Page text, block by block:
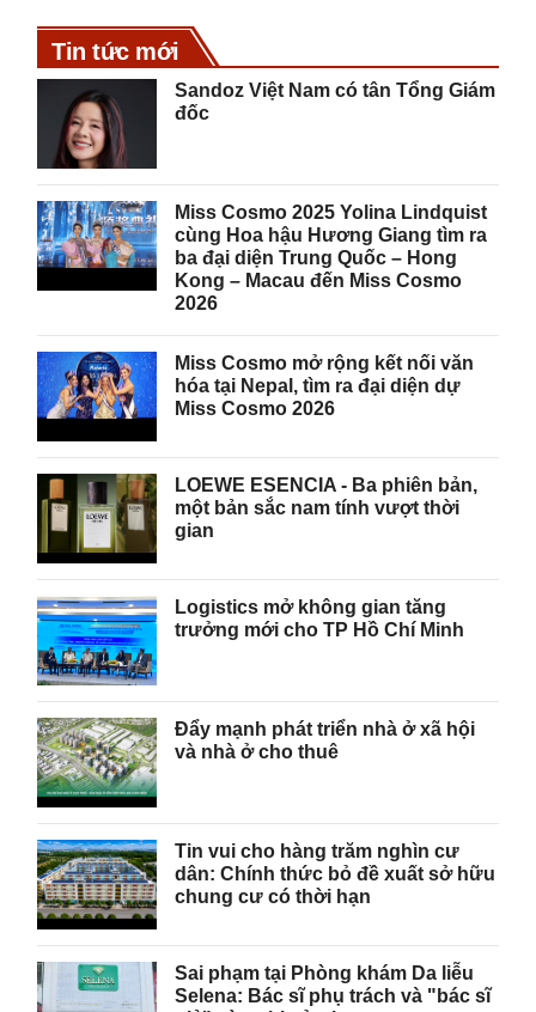
Tin tức mới
Sandoz Việt Nam có tân Tổng Giám
đốc
Miss Cosmo 2025 Yolina Lindquist
cùng Hoa hậu Hương Giang tìm ra
ba đại diện Trung Quốc – Hong
Kong – Macau đến Miss Cosmo
2026
Miss Cosmo mở rộng kết nối văn
hóa tại Nepal, tìm ra đại diện dự
Miss Cosmo 2026
LOEWE ESENCIA - Ba phiên bản,
một bản sắc nam tính vượt thời
gian
Logistics mở không gian tăng
trưởng mới cho TP Hồ Chí Minh
Đẩy mạnh phát triển nhà ở xã hội
và nhà ở cho thuê
Tin vui cho hàng trăm nghìn cư
dân: Chính thức bỏ đề xuất sở hữu
chung cư có thời hạn
Sai phạm tại Phòng khám Da liễu
Selena: Bác sĩ phụ trách và "bác sĩ